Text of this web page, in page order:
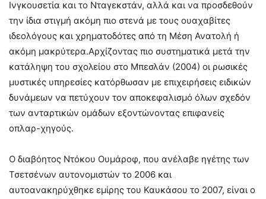
Ινγκουσετία και το Νταγεκστάν, αλλά και να προσδεθούν
την ίδια στιγμή ακόμη πιο στενά με τους ουαχαβίτες
ιδεολόγους και χρηματοδότες από τη Μέση Ανατολή ή
ακόμη μακρύτερα.Αρχίζοντας πιο συστηματικά μετά την
κατάληψη του σχολείου στο Μπεσλάν (2004) οι ρωσικές
μυστικές υπηρεσίες κατόρθωσαν με επιχειρήσεις ειδικών
δυνάμεων να πετύχουν τον αποκεφαλισμό όλων σχεδόν
των ανταρτικών ομάδων εξοντώνοντας επιφανείς
οπλαρ-χηγούς.
Ο διαβόητος Ντόκου Ουμάροφ, που ανέλαβε ηγέτης των
Τσετσένων αυτονομιστών το 2006 και
αυτοανακηρύχθηκε εμίρης του Καυκάσου το 2007, είναι ο